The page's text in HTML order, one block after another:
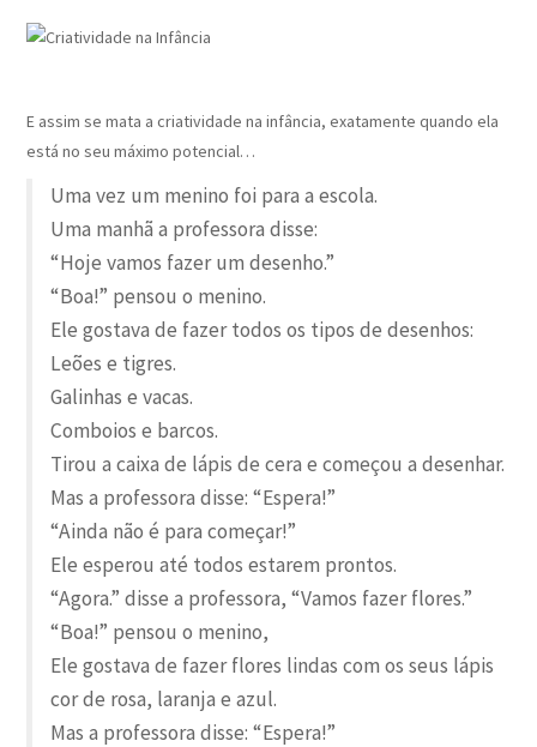
E assim se mata a criatividade na infância, exatamente quando ela
está no seu máximo potencial…
Uma vez um menino foi para a escola.
Uma manhã a professora disse:
“Hoje vamos fazer um desenho.”
“Boa!” pensou o menino.
Ele gostava de fazer todos os tipos de desenhos:
Leões e tigres.
Galinhas e vacas.
Comboios e barcos.
Tirou a caixa de lápis de cera e começou a desenhar.
Mas a professora disse: “Espera!”
“Ainda não é para começar!”
Ele esperou até todos estarem prontos.
“Agora.” disse a professora, “Vamos fazer flores.”
“Boa!” pensou o menino,
Ele gostava de fazer flores lindas com os seus lápis
cor de rosa, laranja e azul.
Mas a professora disse: “Espera!”